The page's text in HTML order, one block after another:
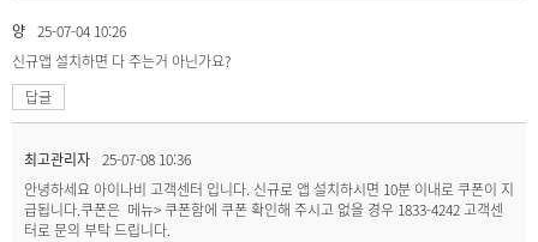
양 25-07-04 10:26
신규앱 설치하면 다 주는거 아닌가요?
답글
최고관리자 25-07-08 10:36
안녕하세요 아이나비 고객센터 입니다. 신규로 앱 설치하시면 10분 이내로 쿠폰이 지
급됩니다.쿠폰은 메뉴> 쿠폰함에 쿠폰 확인해 주시고 없을 경우 1833-4242 고객센
터로 문의 부탁 드립니다.